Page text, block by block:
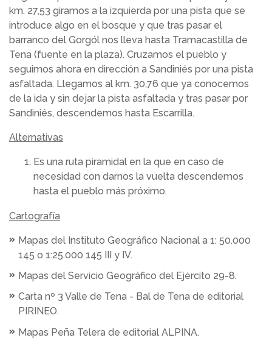
km. 27,53 giramos a la izquierda por una pista que se
introduce algo en el bosque y que tras pasar el
barranco del Gorgól nos lleva hasta Tramacastilla de
Tena (fuente en la plaza). Cruzamos el pueblo y
seguimos ahora en dirección a Sandiniés por una pista
asfaltada. Llegamos al km. 30,76 que ya conocemos
de la ida y sin dejar la pista asfaltada y tras pasar por
Sandiniés, descendemos hasta Escarrilla.
Alternativas
Es una ruta piramidal en la que en caso de
necesidad con darnos la vuelta descendemos
hasta el pueblo más próximo.
Cartografía
Mapas del Instituto Geográfico Nacional a 1: 50.000
145 o 1:25.000 145 III y IV.
Mapas del Servicio Geográfico del Ejército 29-8.
Carta nº 3 Valle de Tena - Bal de Tena de editorial
PIRINEO.
Mapas Peña Telera de editorial ALPINA.